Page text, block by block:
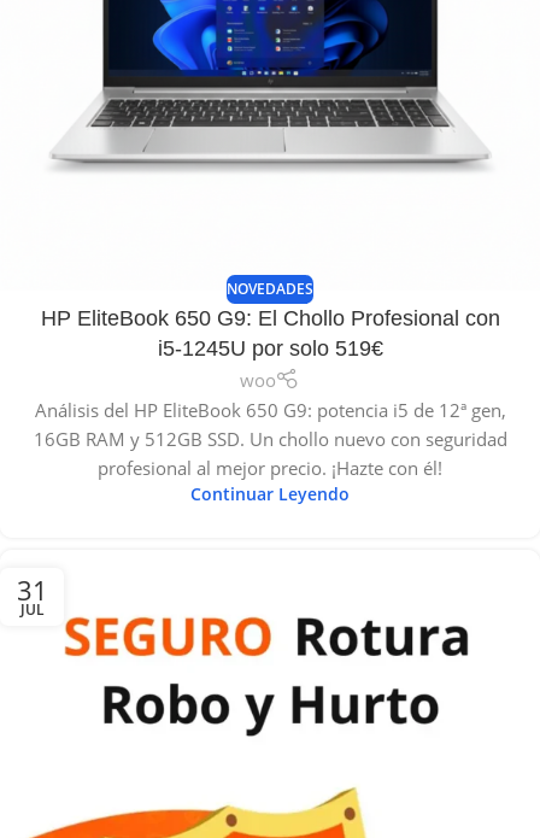
NOVEDADES
HP EliteBook 650 G9: El Chollo Profesional con
i5-1245U por solo 519€
woo
Análisis del HP EliteBook 650 G9: potencia i5 de 12ª gen,
16GB RAM y 512GB SSD. Un chollo nuevo con seguridad
profesional al mejor precio. ¡Hazte con él!
Continuar Leyendo
31
JUL